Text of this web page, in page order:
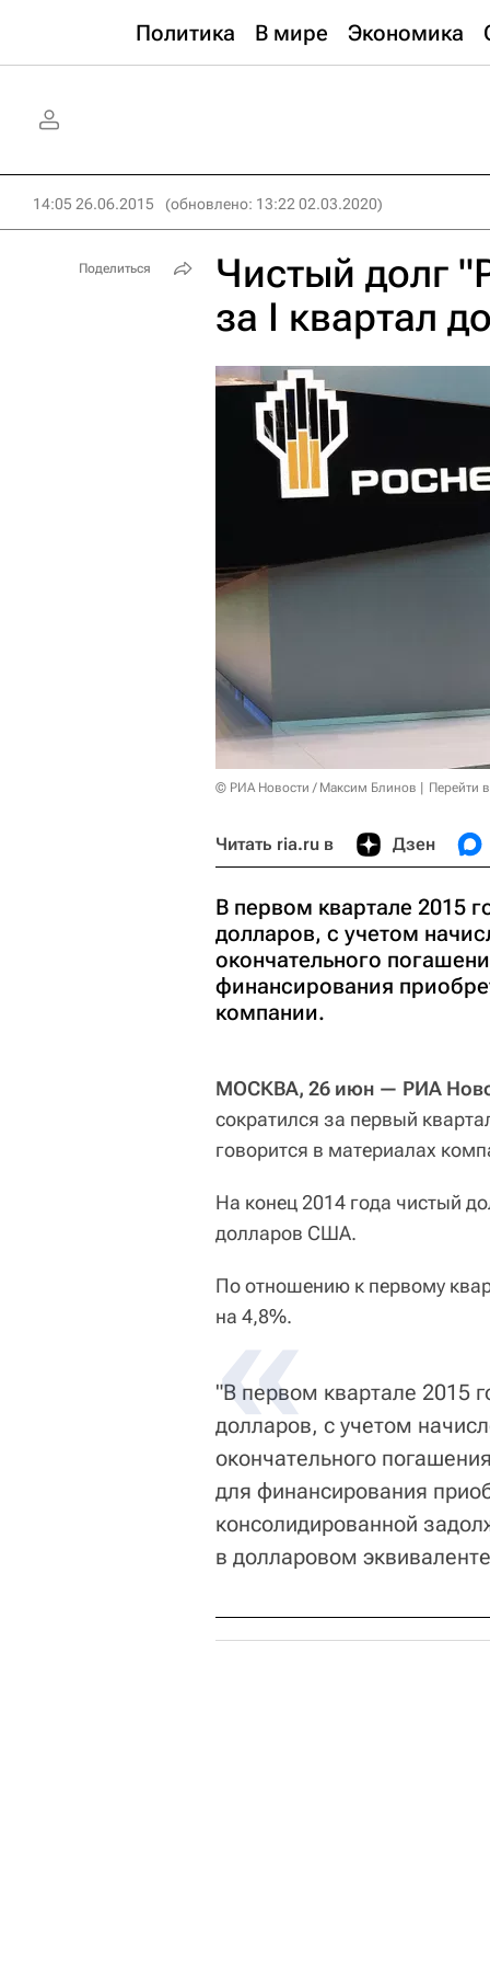
Политика В мире Экономика
14:05 26.06.2015 (обновлено: 13:22 02.03.2020)
Чистый долг
за I квартал
© РИА Новости / Максим Блинов Перейти
Читать ria.ru в Дзен
В первом квартале 2015
долларов, с учетом
окончательного
финансирования
компании.
МОСКВА, 26 июн — РИА
сократился за первый
говорится в материалах
На конец 2014 года чистый
долларов США.
По отношению к первому
на 4,8%.
"В первом квартале 2015
долларов, с учетом
окончательного
для финансирования
консолидированной
в долларовом
Поделиться